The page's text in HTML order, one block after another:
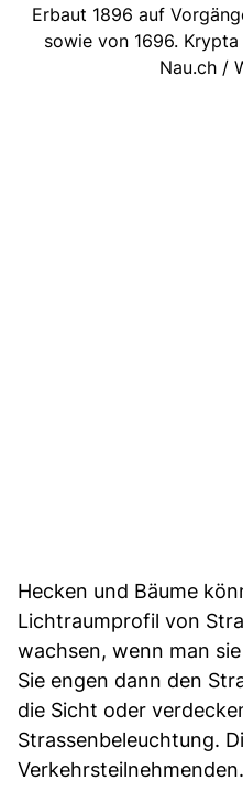
Erbaut 1896 auf
sowie von 1696.
Nau.ch /
Hecken und Bäume
Lichtraumprofil von
wachsen, wenn man
Sie engen dann den
die Sicht oder
Strassenbeleuchtung.
Verkehrsteilnehmenden.